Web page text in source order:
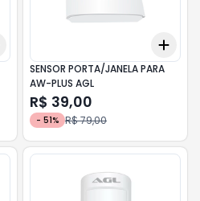
Add
SENSOR PORTA/JANELA PARA
AW-PLUS AGL
R$ 39,00
- 51% R$ 79,00